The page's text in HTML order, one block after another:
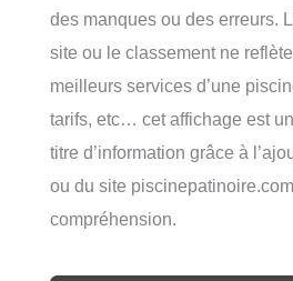
des manques ou des erreurs.
site ou le classement ne
meilleurs services d’une
tarifs, etc… cet affichage est
titre d’information grâce à
ou du site
compréhension.